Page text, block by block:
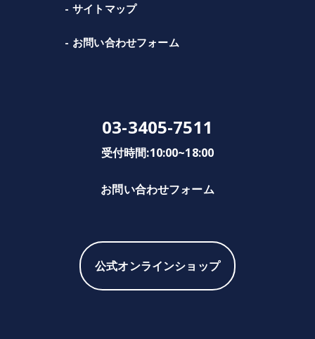
サイトマップ
お問い合わせフォーム
03-3405-7511
受付時間:10:00~18:00
お問い合わせフォーム
公式オンラインショップ